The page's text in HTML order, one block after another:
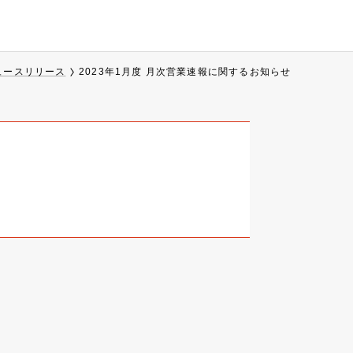
ースリリース 2023年1月度 月次営業速報に関するお知らせ